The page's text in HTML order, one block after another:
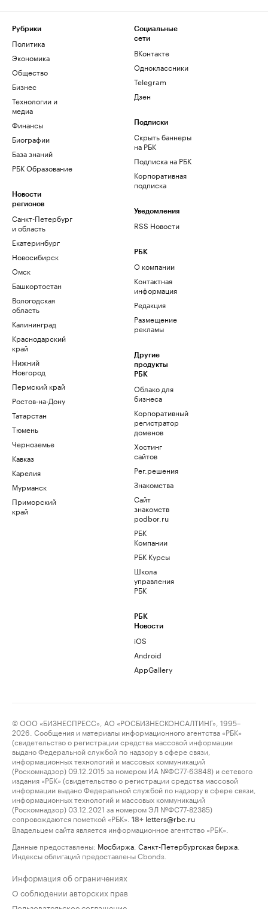
Рубрики
Политика
Экономика
Общество
Бизнес
Технологии и
медиа
Финансы
Биографии
База знаний
РБК Образование
Новости
регионов
Санкт-Петербург
и область
Екатеринбург
Новосибирск
Омск
Башкортостан
Вологодская
область
Калининград
Краснодарский
край
Нижний
Новгород
Пермский край
Ростов-на-Дону
Татарстан
Тюмень
Черноземье
Кавказ
Карелия
Мурманск
Приморский
край
Социальные
сети
ВКонтакте
Одноклассники
Telegram
Дзен
Подписки
Скрыть баннеры
на РБК
Подписка на РБК
Корпоративная
подписка
Уведомления
RSS Новости
РБК
О компании
Контактная
информация
Редакция
Размещение
рекламы
Другие
продукты
РБК
Облако для
бизнеса
Корпоративный
регистратор
доменов
Хостинг
сайтов
Рег.решения
Знакомства
Сайт
знакомств
podbor.ru
РБК
Компании
РБК Курсы
Школа
управления
РБК
РБК
Новости
iOS
Android
AppGallery
© ООО «БИЗНЕСПРЕСС», АО «РОСБИЗНЕСКОНСАЛТИНГ», 1995–
2026. Сообщения и материалы информационного агентства «РБК»
(свидетельство о регистрации средства массовой информации
выдано Федеральной службой по надзору в сфере связи,
информационных технологий и массовых коммуникаций
(Роскомнадзор) 09.12.2015 за номером ИА №ФС77-63848) и сетевого
издания «РБК» (свидетельство о регистрации средства массовой
информации выдано Федеральной службой по надзору в сфере связи,
информационных технологий и массовых коммуникаций
(Роскомнадзор) 03.12.2021 за номером ЭЛ №ФС77-82385)
сопровождаются пометкой «РБК».
18+ letters@rbc.ru
Владельцем сайта является информационное агентство «РБК».
Данные предоставлены: Мосбиржа Санкт-Петербургская биржа
Индексы облигаций предоставлены Cbonds.
Информация об ограничениях
О соблюдении авторских прав